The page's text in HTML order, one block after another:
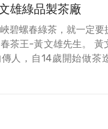
雄綠品製茶廠
碧螺春綠茶，就一定要
茶王-黃文雄先生。 黃
人，自14歲開始做茶
仍能展示傳統手工壓捻
師傅，連茶業改良場都